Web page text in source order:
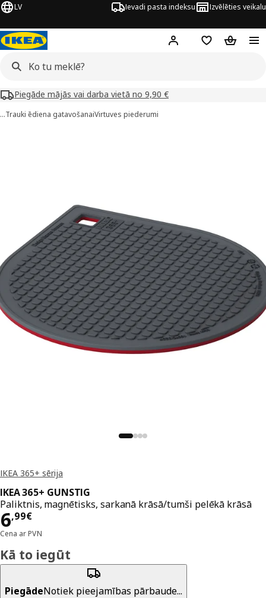
LV Ievadi pasta indeksu Izvēlēties veikalu
Hej! Pierakstīties
PirkumuPirkumu
Piegāde mājās vai darba vietā no 9,90 €
…Trauki ēdiena gatavošanaiVirtuves piederumi
IKEA 365+ sērija
IKEA 365+ GUNSTIG
Paliktnis, magnētisks, sarkanā krāsā/tumši pelēkā krāsā
6,99€
Cena 6,99€
Cena ar PVN
Kā to iegūt
PiegādeNotiek pieejamības pārbaude...